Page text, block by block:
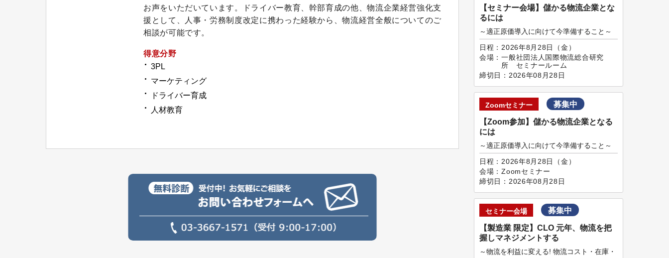
お声をいただいています。ドライバー教育、幹部育成の他、物流企業経営強化支
援として、人事・労務制度改定に携わった経験から、物流経営全般についてのご
相談が可能です。
得意分野
3PL
マーケティング
ドライバー育成
人材教育
【セミナー会場】儲かる物流企業とな
るには
～適正原価導入に向けて今準備すること～
日程： 2026年8月28日（金）
会場：一般社団法人国際物流総合研究
所 セミナールーム
締切日： 2026年08月28日
Zoomセミナー 募集中
【Zoom参加】儲かる物流企業となる
には
～適正原価導入に向けて今準備すること～
日程： 2026年8月28日（金）
会場：Zoomセミナー
締切日： 2026年08月28日
セミナー会場 募集中
【製造業 限定】CLO 元年、物流を把
握しマネジメントする
～物流を利益に変える! 物流コスト・在庫・